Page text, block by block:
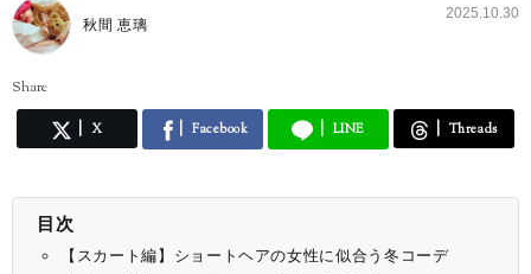
秋間 恵璃
2025.10.30
Share
X Facebook LINE Threads
目次
【スカート編】ショートヘアの女性に似合う冬コーデ